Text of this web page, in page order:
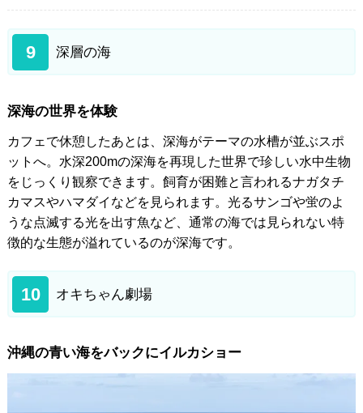
9 深層の海
深海の世界を体験
カフェで休憩したあとは、深海がテーマの水槽が並ぶスポ
ットへ。水深200mの深海を再現した世界で珍しい水中生物
をじっくり観察できます。飼育が困難と言われるナガタチ
カマスやハマダイなどを見られます。光るサンゴや蛍のよ
うな点滅する光を出す魚など、通常の海では見られない特
徴的な生態が溢れているのが深海です。
10 オキちゃん劇場
沖縄の青い海をバックにイルカショー